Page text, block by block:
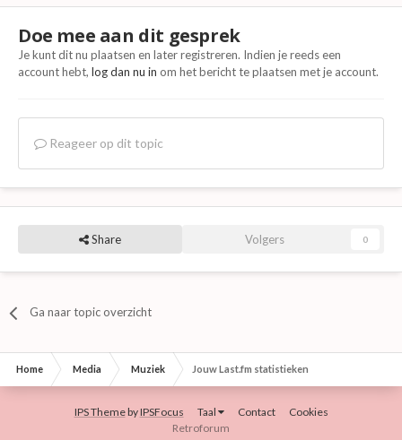
Doe mee aan dit gesprek
Je kunt dit nu plaatsen en later registreren. Indien je reeds een
account hebt, log dan nu in om het bericht te plaatsen met je account.
Reageer op dit topic
Share Volgers 0
Ga naar topic overzicht
Home Media Muziek Jouw Last.fm statistieken
IPS ThemebyIPSFocus Taal Contact
Cookies
Retroforum